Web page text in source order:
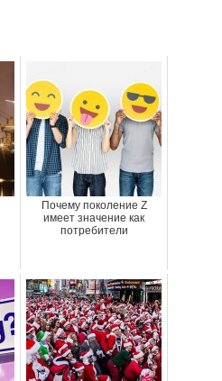
Почему поколение Z
имеет значение как
потребители